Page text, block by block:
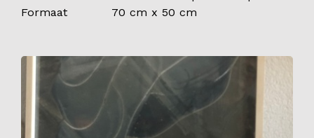
Formaat
70 cm x 50 cm